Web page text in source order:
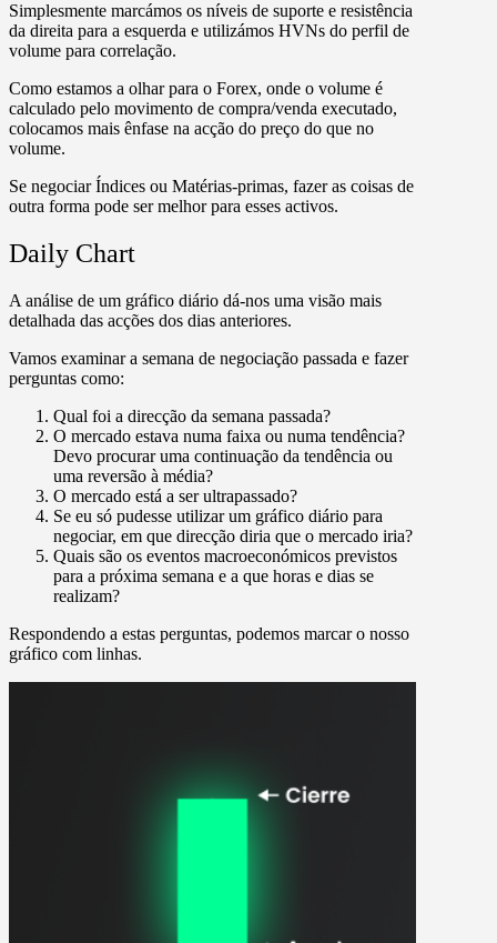
Simplesmente marcámos os níveis de suporte e resistência
da direita para a esquerda e utilizámos HVNs do perfil de
volume para correlação.
Como estamos a olhar para o Forex, onde o volume é
calculado pelo movimento de compra/venda executado,
colocamos mais ênfase na acção do preço do que no
volume.
Se negociar Índices ou Matérias-primas, fazer as coisas de
outra forma pode ser melhor para esses activos.
Daily Chart
A análise de um gráfico diário dá-nos uma visão mais
detalhada das acções dos dias anteriores.
Vamos examinar a semana de negociação passada e fazer
perguntas como:
Qual foi a direcção da semana passada?
O mercado estava numa faixa ou numa tendência?
Devo procurar uma continuação da tendência ou
uma reversão à média?
O mercado está a ser ultrapassado?
Se eu só pudesse utilizar um gráfico diário para
negociar, em que direcção diria que o mercado iria?
Quais são os eventos macroeconómicos previstos
para a próxima semana e a que horas e dias se
realizam?
Respondendo a estas perguntas, podemos marcar o nosso
gráfico com linhas.